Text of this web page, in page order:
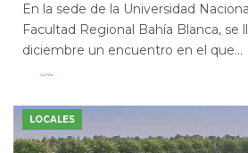
En la sede de la Universidad
Facultad Regional Bahía Blanca, se
diciembre un encuentro en el que...
Leer Más
LOCALES